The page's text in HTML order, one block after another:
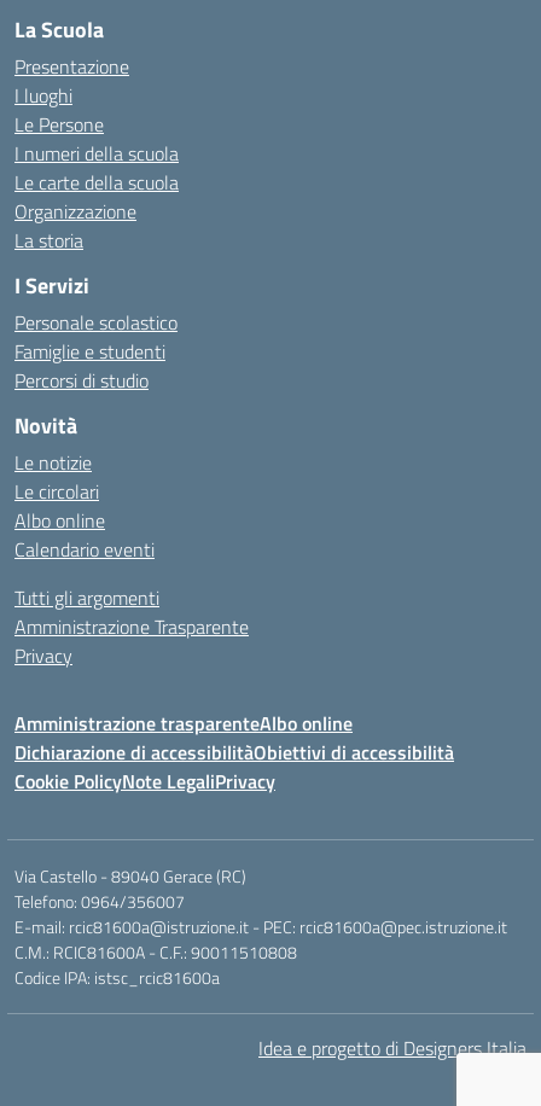
La Scuola
Presentazione
I luoghi
Le Persone
I numeri della scuola
Le carte della scuola
Organizzazione
La storia
I Servizi
Personale scolastico
Famiglie e studenti
Percorsi di studio
Novità
Le notizie
Le circolari
Albo online
Calendario eventi
Tutti gli argomenti
Amministrazione Trasparente
Privacy
Amministrazione trasparenteAlbo online
Dichiarazione di accessibilitàObiettivi di accessibilità
Cookie PolicyNote LegaliPrivacy
Via Castello - 89040 Gerace (RC)
Telefono: 0964/356007
E-mail: rcic81600a@istruzione.it - PEC: rcic81600a@pec.istruzione.it
C.M.: RCIC81600A - C.F.: 90011510808
Codice IPA: istsc_rcic81600a
Idea e progetto di Designers Italia